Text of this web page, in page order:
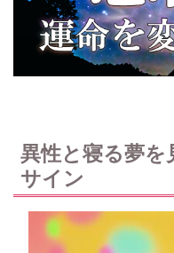
異性と寝る夢を
サイン